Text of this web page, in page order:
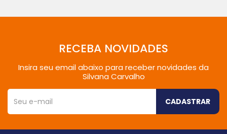
RECEBA NOVIDADES
Insira seu email abaixo para receber novidades da
Silvana Carvalho
CADASTRAR